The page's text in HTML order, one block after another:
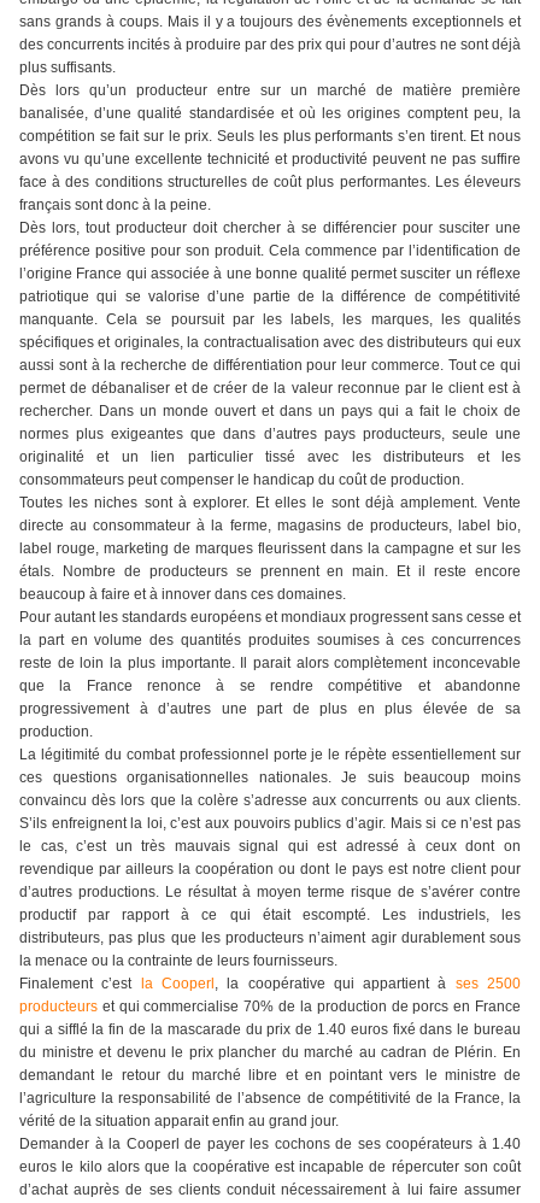
sans grands à coups. Mais il y a toujours des évènements exceptionnels et
des concurrents incités à produire par des prix qui pour d’autres ne sont déjà
plus suffisants.
Dès lors qu’un producteur entre sur un marché de matière première
banalisée, d’une qualité standardisée et où les origines comptent peu, la
compétition se fait sur le prix. Seuls les plus performants s’en tirent. Et nous
avons vu qu’une excellente technicité et productivité peuvent ne pas suffire
face à des conditions structurelles de coût plus performantes. Les éleveurs
français sont donc à la peine.
Dès lors, tout producteur doit chercher à se différencier pour susciter une
préférence positive pour son produit. Cela commence par l’identification de
l’origine France qui associée à une bonne qualité permet susciter un réflexe
patriotique qui se valorise d’une partie de la différence de compétitivité
manquante. Cela se poursuit par les labels, les marques, les qualités
spécifiques et originales, la contractualisation avec des distributeurs qui eux
aussi sont à la recherche de différentiation pour leur commerce. Tout ce qui
permet de débanaliser et de créer de la valeur reconnue par le client est à
rechercher. Dans un monde ouvert et dans un pays qui a fait le choix de
normes plus exigeantes que dans d’autres pays producteurs, seule une
originalité et un lien particulier tissé avec les distributeurs et les
consommateurs peut compenser le handicap du coût de production.
Toutes les niches sont à explorer. Et elles le sont déjà amplement. Vente
directe au consommateur à la ferme, magasins de producteurs, label bio,
label rouge, marketing de marques fleurissent dans la campagne et sur les
étals. Nombre de producteurs se prennent en main. Et il reste encore
beaucoup à faire et à innover dans ces domaines.
Pour autant les standards européens et mondiaux progressent sans cesse et
la part en volume des quantités produites soumises à ces concurrences
reste de loin la plus importante. Il parait alors complètement inconcevable
que la France renonce à se rendre compétitive et abandonne
progressivement à d’autres une part de plus en plus élevée de sa
production.
La légitimité du combat professionnel porte je le répète essentiellement sur
ces questions organisationnelles nationales. Je suis beaucoup moins
convaincu dès lors que la colère s’adresse aux concurrents ou aux clients.
S’ils enfreignent la loi, c’est aux pouvoirs publics d’agir. Mais si ce n’est pas
le cas, c’est un très mauvais signal qui est adressé à ceux dont on
revendique par ailleurs la coopération ou dont le pays est notre client pour
d’autres productions. Le résultat à moyen terme risque de s’avérer contre
productif par rapport à ce qui était escompté. Les industriels, les
distributeurs, pas plus que les producteurs n’aiment agir durablement sous
la menace ou la contrainte de leurs fournisseurs.
Finalement c’est
la Cooperl , la coopérative qui appartient à ses 2500
producteurs et qui commercialise 70% de la production de porcs en France
qui a sifflé la fin de la mascarade du prix de 1.40 euros fixé dans le bureau
du ministre et devenu le prix plancher du marché au cadran de Plérin. En
demandant le retour du marché libre et en pointant vers le ministre de
l’agriculture la responsabilité de l’absence de compétitivité de la France, la
vérité de la situation apparait enfin au grand jour.
Demander à la Cooperl de payer les cochons de ses coopérateurs à 1.40
euros le kilo alors que la coopérative est incapable de répercuter son coût
d’achat auprès de ses clients conduit nécessairement à lui faire assumer